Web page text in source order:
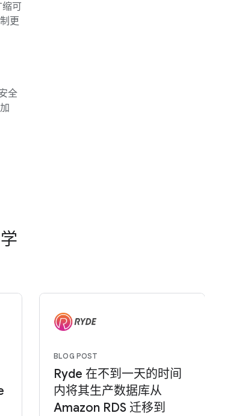
可
更
全
BLOG POST
Ryde 在不到一天的时间
内将其生产数据库从
Amazon RDS 迁移到